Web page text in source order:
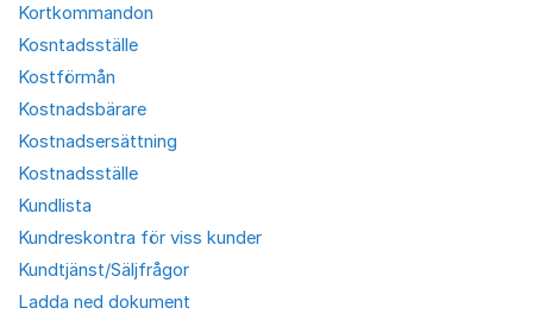
Kortkommandon
Kosntadsställe
Kostförmån
Kostnadsbärare
Kostnadsersättning
Kostnadsställe
Kundlista
Kundreskontra för viss kunder
Kundtjänst/Säljfrågor
Ladda ned dokument